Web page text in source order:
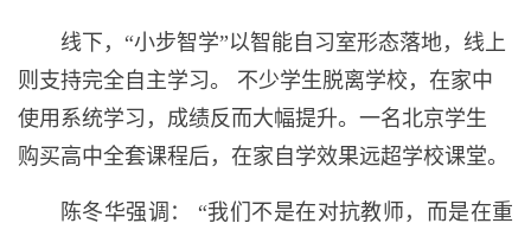
线下，“小步智学”以智能自习室形态落地，线上
则支持完全自主学习。 不少学生脱离学校，在家中
使用系统学习，成绩反而大幅提升。一名北京学生
购买高中全套课程后，在家自学效果远超学校课堂。
陈冬华强调： “我们不是在对抗教师，而是在重